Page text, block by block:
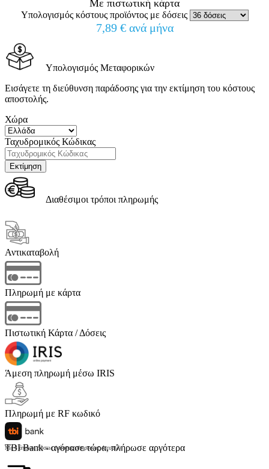
Με πιστωτική κάρτα
Υπολογισμός κόστους προϊόντος με δόσεις
7,89 € ανά μήνα
Υπολογισμός Μεταφορικών
Εισάγετε τη διεύθυνση παράδοσης για την εκτίμηση του κόστους
αποστολής.
Χώρα
Ταχυδρομικός Κώδικας
Διαθέσιμοι τρόποι πληρωμής
Αντικαταβολή
Πληρωμή με κάρτα
Πιστωτική Κάρτα / Δόσεις
Άμεση πληρωμή μέσω IRIS
Πληρωμή με RF κωδικό
TBI Bank - αγόρασε τώρα, πλήρωσε αργότερα
Με 4 άτοκες δόσεις (κόστος υπηρεσίας 4 ευρώ)